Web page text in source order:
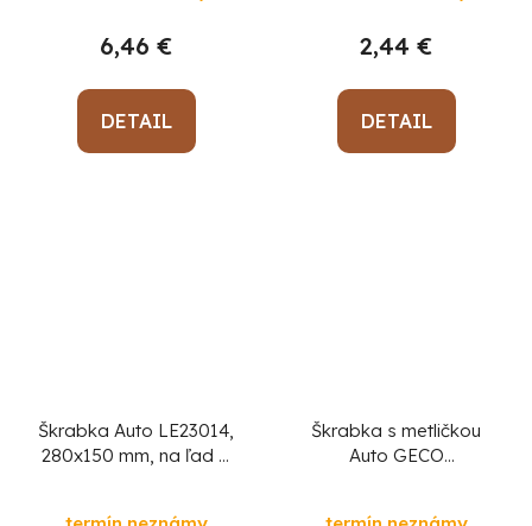
6,46 €
DETAIL
2,44 €
DETAIL
Škrabka Auto LE23014,
280x150 mm, na ľad a
Škrabka s metličkou
Auto GECO